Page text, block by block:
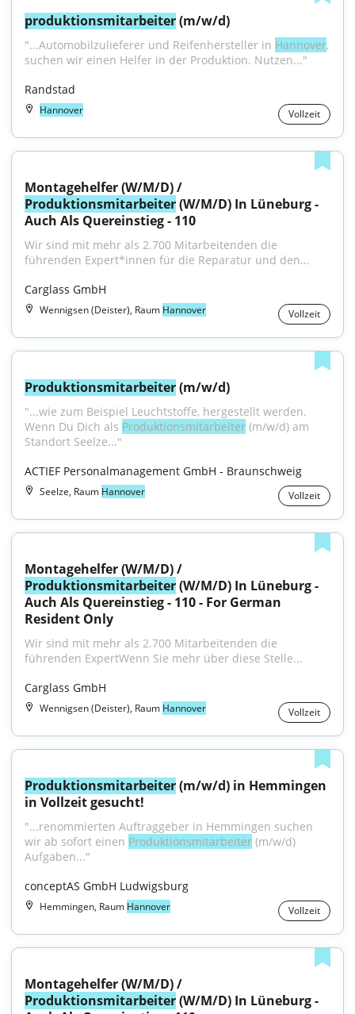
produktionsmitarbeiter (m/w/d)
"...Automobilzulieferer und Reifenhersteller in Hannover,
suchen wir einen Helfer in der Produktion. Nutzen..."
Randstad
Hannover Vollzeit
Produktionsmitarbeiter (W/M/D) In Lüneburg -
Auch Als Quereinstieg - 110
Wir sind mit mehr als 2.700 Mitarbeitenden die
führenden Expert*innen für die Reparatur und den...
Carglass GmbH
Wennigsen (Deister), Raum Hannover Vollzeit
Produktionsmitarbeiter (m/w/d)
"...wie zum Beispiel Leuchtstoffe, hergestellt werden.
Wenn Du Dich als Produktionsmitarbeiter (m/w/d) am
Standort Seelze..."
ACTIEF Personalmanagement GmbH - Braunschweig
Seelze, Raum Hannover Vollzeit
Produktionsmitarbeiter (W/M/D) In Lüneburg -
Auch Als Quereinstieg - 110 - For German
Resident Only
Wir sind mit mehr als 2.700 Mitarbeitenden die
führenden ExpertWenn Sie mehr über diese Stelle...
Carglass GmbH
Wennigsen (Deister), Raum Hannover Vollzeit
Produktionsmitarbeiter (m/w/d) in Hemmingen
in Vollzeit gesucht!
"...renommierten Auftraggeber in Hemmingen suchen
wir ab sofort einen Produktionsmitarbeiter (m/w/d)
Aufgaben..."
conceptAS GmbH Ludwigsburg
Hemmingen, Raum Hannover Vollzeit
Produktionsmitarbeiter (W/M/D) In Lüneburg -